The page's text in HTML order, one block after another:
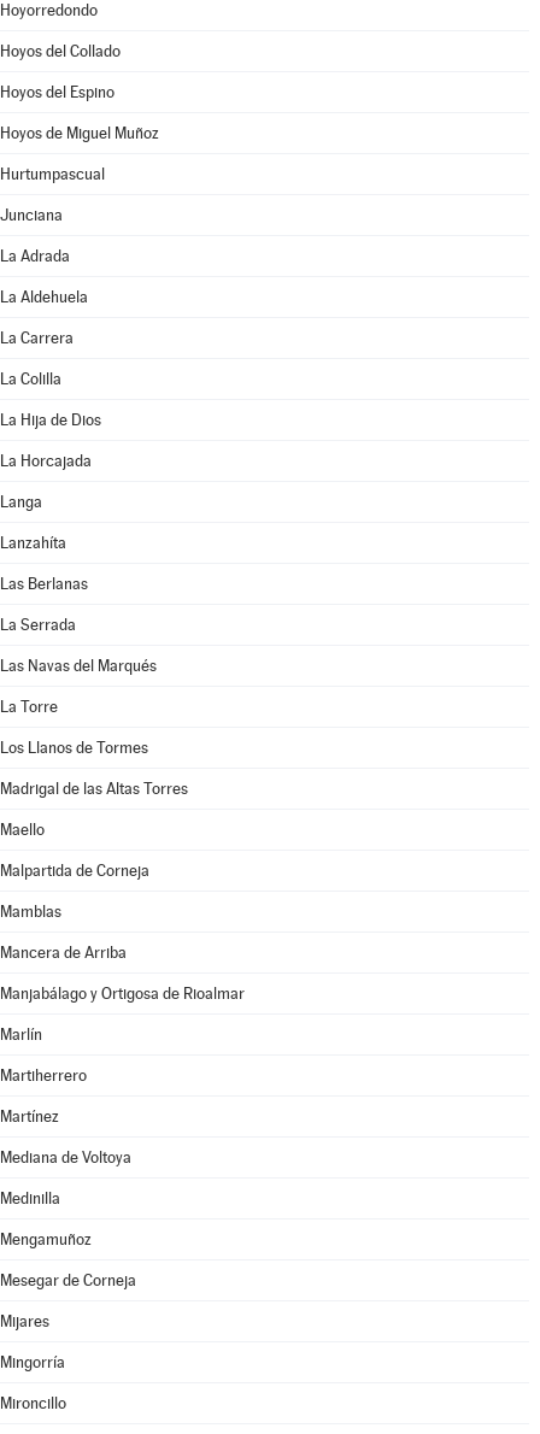
Hoyorredondo
Hoyos del Collado
Hoyos del Espino
Hoyos de Miguel Muñoz
Hurtumpascual
Junciana
La Adrada
La Aldehuela
La Carrera
La Colilla
La Hija de Dios
La Horcajada
Langa
Lanzahíta
Las Berlanas
La Serrada
Las Navas del Marqués
La Torre
Los Llanos de Tormes
Madrigal de las Altas Torres
Maello
Malpartida de Corneja
Mamblas
Mancera de Arriba
Manjabálago y Ortigosa de Rioalmar
Marlín
Martiherrero
Martínez
Mediana de Voltoya
Medinilla
Mengamuñoz
Mesegar de Corneja
Mijares
Mingorría
Mironcillo